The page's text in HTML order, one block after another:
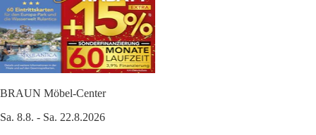
BRAUN Möbel-Center
Sa. 8.8. - Sa. 22.8.2026